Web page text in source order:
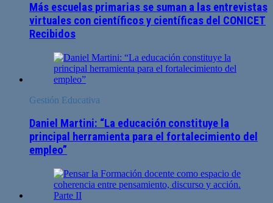
Más escuelas primarias se suman a las entrevistas
virtuales con científicos y científicas del CONICET
Recibidos
Gestión Educativa
Daniel Martini: “La educación constituye la
principal herramienta para el fortalecimiento del
empleo”